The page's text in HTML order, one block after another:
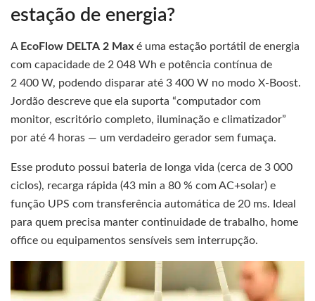
estação de energia?
A EcoFlow DELTA 2 Max é uma estação portátil de energia
com capacidade de 2 048 Wh e potência contínua de
2 400 W, podendo disparar até 3 400 W no modo X‑Boost.
Jordão descreve que ela suporta “computador com
monitor, escritório completo, iluminação e climatizador”
por até 4 horas — um verdadeiro gerador sem fumaça.
Esse produto possui bateria de longa vida (cerca de 3 000
ciclos), recarga rápida (43 min a 80 % com AC+solar) e
função UPS com transferência automática de 20 ms. Ideal
para quem precisa manter continuidade de trabalho, home
office ou equipamentos sensíveis sem interrupção.